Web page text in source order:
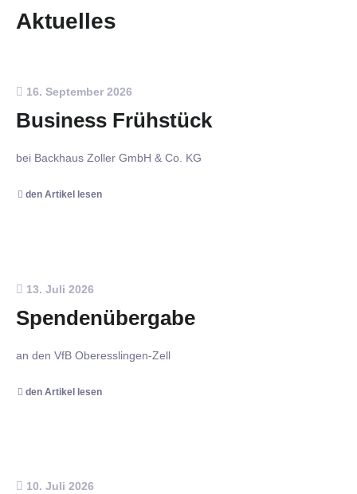
Aktuelles
16. September 2026
Business Frühstück
bei Backhaus Zoller GmbH & Co. KG
den Artikel lesen
13. Juli 2026
Spendenübergabe
an den VfB Oberesslingen-Zell
den Artikel lesen
10. Juli 2026